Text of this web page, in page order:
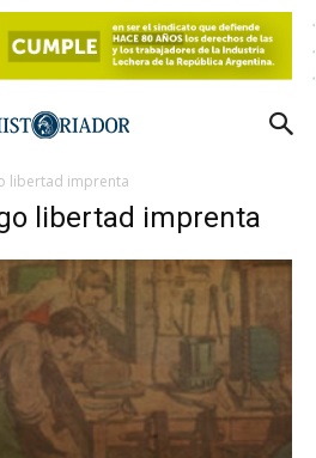
libertad imprenta
libertad imprenta